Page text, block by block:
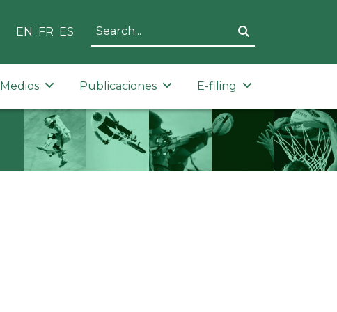
EN FR ES
Medios Publicaciones E-filing